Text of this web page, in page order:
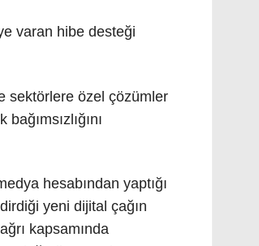
varan hibe desteği
sektörlere özel çözümler
hesabından yaptığı
yeni dijital çağın
kapsamında